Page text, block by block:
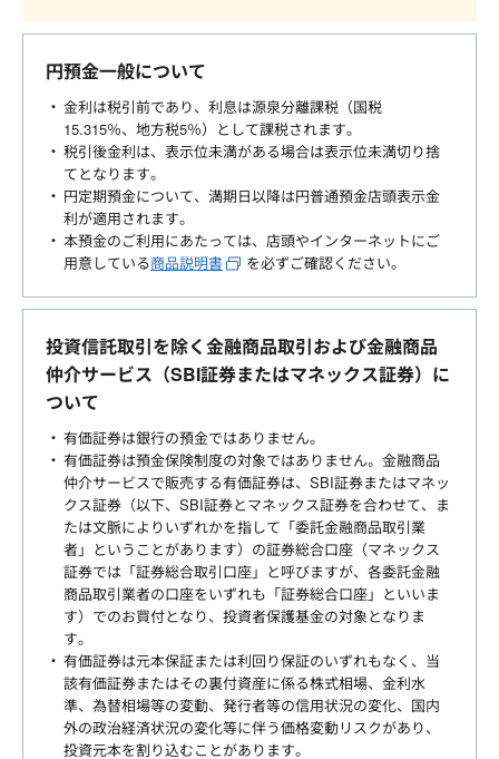
円預金一般について
金利は税引前であり、利息は源泉分離課税（国税
15.315％、地方税5％）として課税されます。
税引後金利は、表示位未満がある場合は表示位未満切り捨
てとなります。
円定期預金について、満期日以降は円普通預金店頭表示金
利が適用されます。
本預金のご利用にあたっては、店頭やインターネットにご
用意している商品説明書 を必ずご確認ください。
投資信託取引を除く金融商品取引および金融商品
仲介サービス（SBI証券またはマネックス証券）に
ついて
有価証券は銀行の預金ではありません。
有価証券は預金保険制度の対象ではありません。金融商品
仲介サービスで販売する有価証券は、SBI証券またはマネッ
クス証券（以下、SBI証券とマネックス証券を合わせて、ま
たは文脈によりいずれかを指して「委託金融商品取引業
者」ということがあります）の証券総合口座（マネックス
証券では「証券総合取引口座」と呼びますが、各委託金融
商品取引業者の口座をいずれも「証券総合口座」といいま
す）でのお買付となり、投資者保護基金の対象となりま
す。
有価証券は元本保証または利回り保証のいずれもなく、当
該有価証券またはその裏付資産に係る株式相場、金利水
準、為替相場等の変動、発行者等の信用状況の変化、国内
外の政治経済状況の変化等に伴う価格変動リスクがあり、
投資元本を割り込むことがあります。